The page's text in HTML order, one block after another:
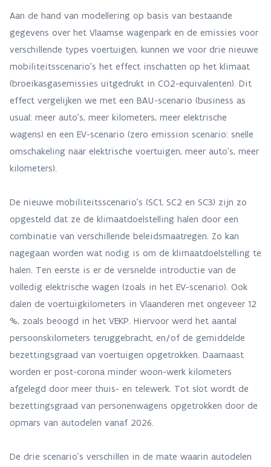
Aan de hand van modellering op basis van bestaande
gegevens over het Vlaamse wagenpark en de emissies voor
verschillende types voertuigen, kunnen we voor drie nieuwe
mobiliteitsscenario’s het effect inschatten op het klimaat
(broeikasgasemissies uitgedrukt in CO2-equivalenten). Dit
effect vergelijken we met een BAU-scenario (business as
usual: meer auto’s, meer kilometers, meer elektrische
wagens) en een EV-scenario (zero emission scenario: snelle
omschakeling naar elektrische voertuigen, meer auto’s, meer
kilometers).
De nieuwe mobiliteitsscenario’s (SC1, SC2 en SC3) zijn zo
opgesteld dat ze de klimaatdoelstelling halen door een
combinatie van verschillende beleidsmaatregen. Zo kan
nagegaan worden wat nodig is om de klimaatdoelstelling te
halen. Ten eerste is er de versnelde introductie van de
volledig elektrische wagen (zoals in het EV-scenario). Ook
dalen de voertuigkilometers in Vlaanderen met ongeveer 12
%, zoals beoogd in het VEKP. Hiervoor werd het aantal
persoonskilometers teruggebracht, en/of de gemiddelde
bezettingsgraad van voertuigen opgetrokken. Daarnaast
worden er post-corona minder woon-werk kilometers
afgelegd door meer thuis- en telewerk. Tot slot wordt de
bezettingsgraad van personenwagens opgetrokken door de
opmars van autodelen vanaf 2026.
De drie scenario’s verschillen in de mate waarin autodelen